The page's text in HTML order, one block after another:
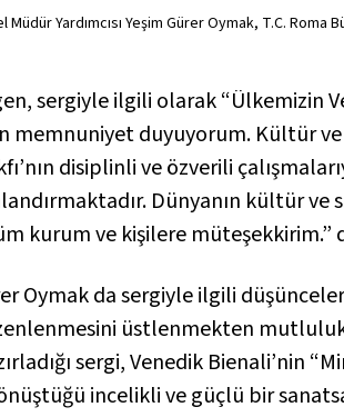
Yardımcısı Yeşim Gürer Oymak, T.C.
sergiyle ilgili olarak “Ülkemizin
duyuyorum. Kültür ve
disiplinli ve özverili
Dünyanın kültür
kurum ve kişilere müteşekkirim.”
Oymak da sergiyle ilgili
üstlenmekten
sergi, Venedik Bienali’nin
incelikli ve güçlü bir